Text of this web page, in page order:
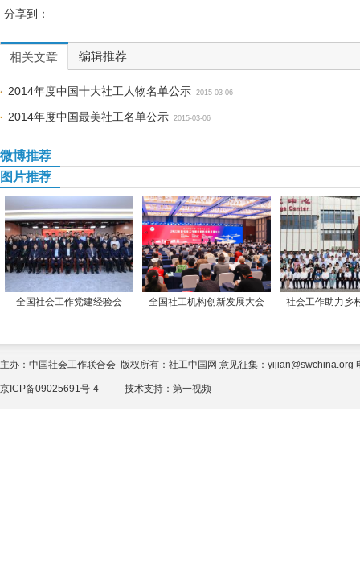
分享到：
相关文章 编辑推荐
2014年度中国十大社工人物名单公示 2015-03-06
2014年度中国最美社工名单公示 2015-03-06
微博推荐
图片推荐
全国社会工作党建经验会 全国社工机构创新发展大会 社会工作助力乡
主办：中国社会工作联合会 版权所有：社工中国网 意见征集：yijian@swchina.org
京ICP备09025691号-4 技术支持： 第一视频